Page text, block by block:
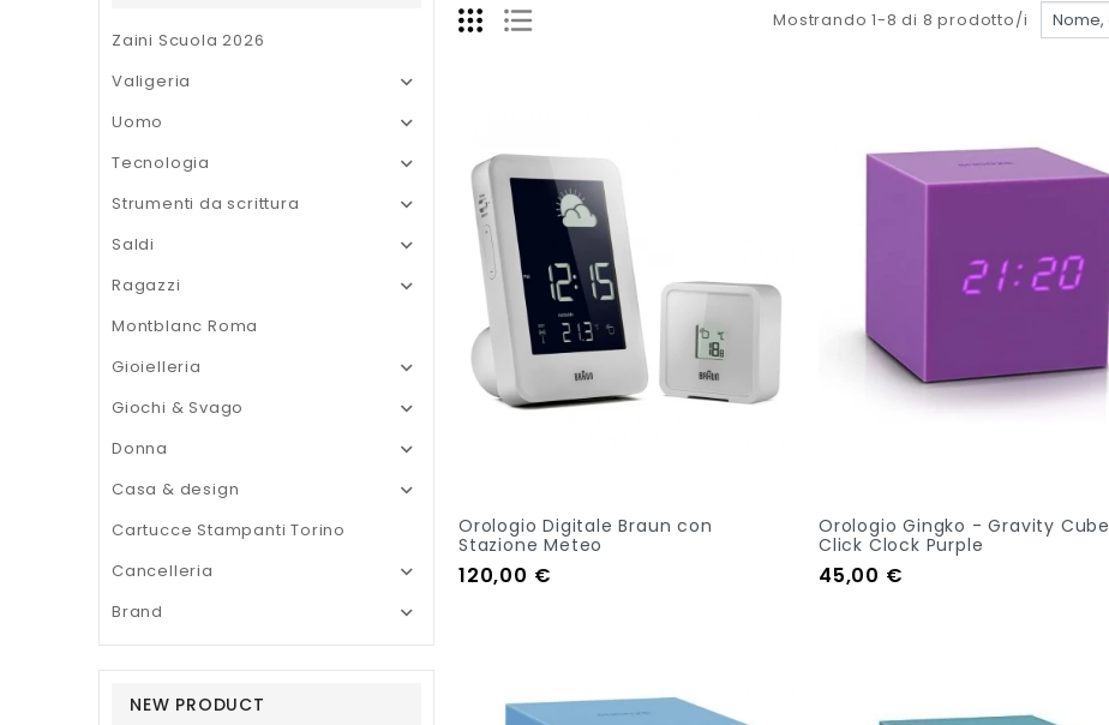
Zaini Scuola 2026
Valigeria

Uomo 
Tecnologia 
Strumenti da scrittura 
Saldi 
Ragazzi 
Montblanc Roma
Gioielleria

Giochi & Svago 
Donna 
Casa & design 
Cartucce Stampanti Torino
Cancelleria

Brand 
NEW PRODUCT
Mostrando 1-8 di 8 prodotto/i
Orologio Digitale Braun con
Stazione Meteo
Prezzo
120,00 €
Orologio Gingko - Gravity Cube
Click Clock Purple
Prezzo
45,00 €